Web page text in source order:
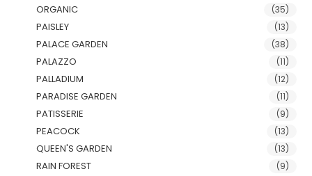
ORGANIC (35)
PAISLEY (13)
PALACE GARDEN (38)
PALAZZO (11)
PALLADIUM (12)
PARADISE GARDEN (11)
PATISSERIE (9)
PEACOCK (13)
QUEEN'S GARDEN (13)
RAIN FOREST (9)